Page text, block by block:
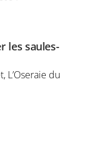
les saules-
L’Oseraie du